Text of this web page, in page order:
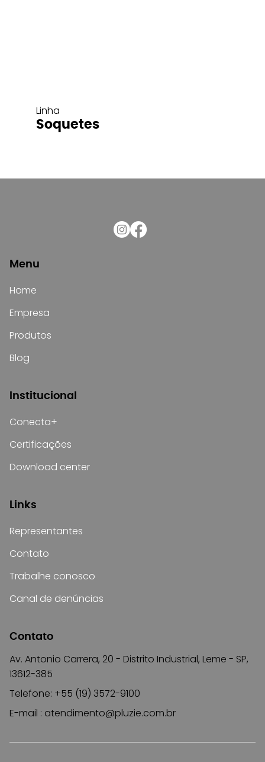
Linha
Soquetes
Menu
Home
Empresa
Produtos
Blog
Institucional
Conecta+
Certificações
Download center
Links
Representantes
Contato
Trabalhe conosco
Canal de denúncias
Contato
Av. Antonio Carrera, 20 - Distrito Industrial, Leme - SP,
13612-385
Telefone: +55 (19) 3572-9100
E-mail : atendimento@pluzie.com.br